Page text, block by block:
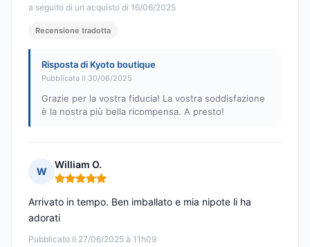
a seguito di un acquisto di 16/06/2025
Recensione tradotta
Risposta di Kyoto boutique
Pubblicata il 30/06/2025
Grazie per la vostra fiducia! La vostra soddisfazione
è la nostra più bella ricompensa. A presto!
W
William O.
Nota: 5 su 5
Pubblicato il 27/06/2025 à 11h09
Arrivato in tempo. Ben imballato e mia nipote li ha
adorati